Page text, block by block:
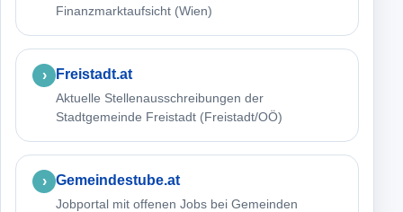
Finanzmarktaufsicht (Wien)
Freistadt.at
Aktuelle Stellenausschreibungen der
Stadtgemeinde Freistadt (Freistadt/OÖ)
Gemeindestube.at
Jobportal mit offenen Jobs bei Gemeinden